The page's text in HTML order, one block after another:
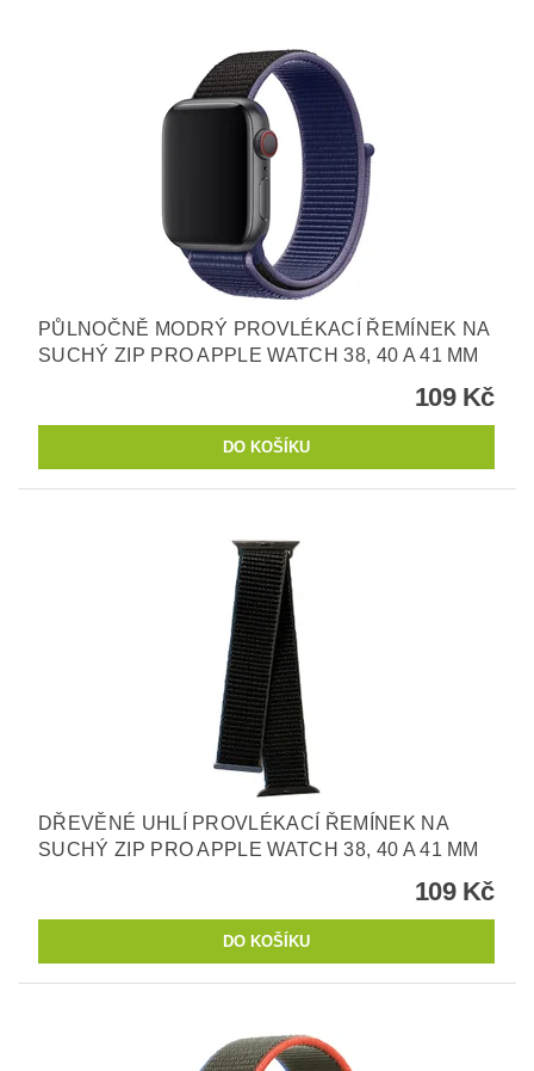
PŮLNOČNĚ MODRÝ PROVLÉKACÍ ŘEMÍNEK NA
SUCHÝ ZIP PRO APPLE WATCH 38, 40 A 41 MM
109 Kč
DŘEVĚNÉ UHLÍ PROVLÉKACÍ ŘEMÍNEK NA
SUCHÝ ZIP PRO APPLE WATCH 38, 40 A 41 MM
109 Kč